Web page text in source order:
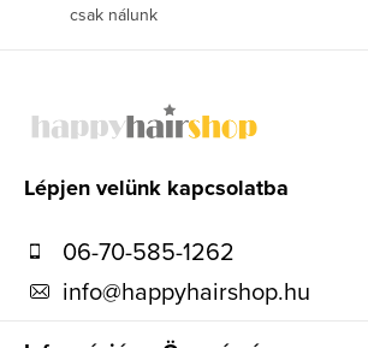
csak nálunk
Lépjen velünk kapcsolatba
06-70-585-1262
info@happyhairshop.hu